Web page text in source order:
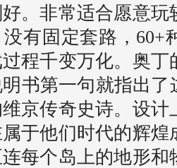
。非常适合愿意
有固定套路，60+
程千变万化。奥
书第一句就指出了
京传奇史诗。设
于他们时代的辉
每个岛上的地形